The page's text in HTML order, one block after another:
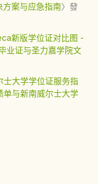
案与应急指南〉發
新版学位证对比图 -
业证与圣力嘉学院文
士大学学位证服务指
单与新南威尔士大学